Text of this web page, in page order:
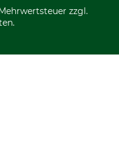
zzgl.